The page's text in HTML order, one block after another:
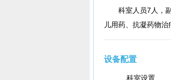
科室人员7人，
儿用药、抗凝药物治
设备配置
科室设置